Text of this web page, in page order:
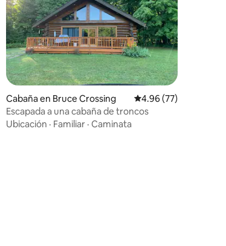
promedio: 4.67 de 5, 3 reseñas
Cabaña en Bruce Crossing Calificación
4.96 (77)
Escapada a una cabaña de troncos
Ubicación · Familiar · Caminata